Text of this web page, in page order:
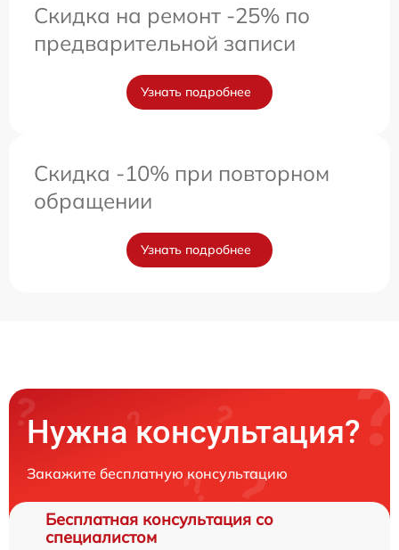
Скидка на ремонт -25% по
предварительной записи
Узнать подробнее
Скидка -10% при повторном
обращении
Узнать подробнее
Нужна консультация?
Закажите бесплатную консультацию
Бесплатная консультация со
специалистом